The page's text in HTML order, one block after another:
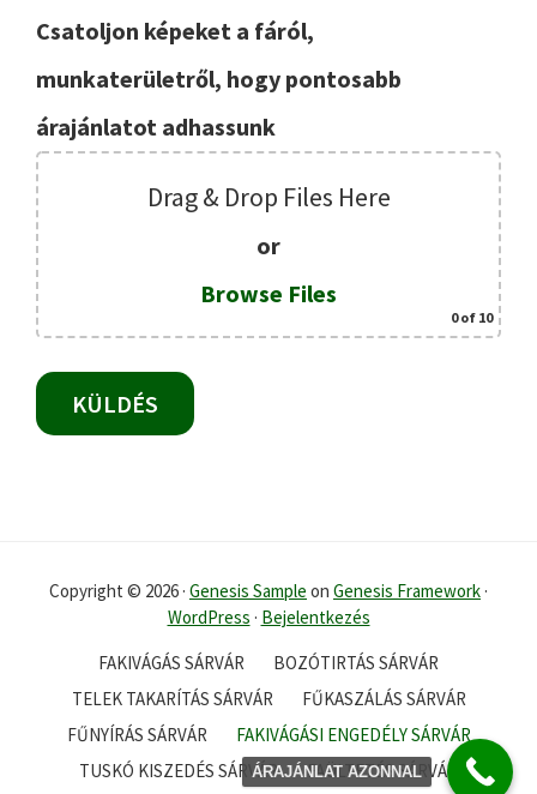
Csatoljon képeket a fáról,
munkaterületről, hogy pontosabb
árajánlatot adhassunk
Drag & Drop Files Here
or
Browse Files
0of 10
Copyright © 2026 · Genesis Sample on Genesis Framework ·
WordPress · Bejelentkezés
FAKIVÁGÁS SÁRVÁR
BOZÓTIRTÁS SÁRVÁR
TELEK TAKARÍTÁS SÁRVÁR
FŰKASZÁLÁS SÁRVÁR
FŰNYÍRÁS SÁRVÁR
FAKIVÁGÁSI ENGEDÉLY SÁRVÁR
TUSKÓ KISZEDÉS SÁRVÁR
FAÜLTETÉS SÁRVÁR
ÁRAJÁNLAT AZONNAL